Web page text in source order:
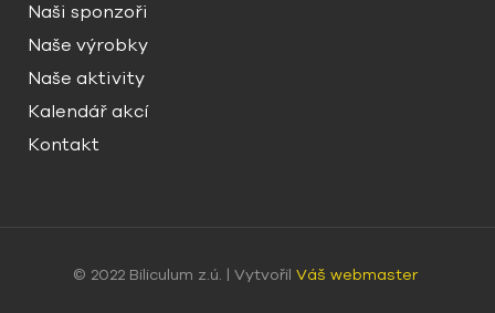
Naši sponzoři
Naše výrobky
Naše aktivity
Kalendář akcí
Kontakt
© 2022 Biliculum z.ú. | Vytvořil Váš webmaster